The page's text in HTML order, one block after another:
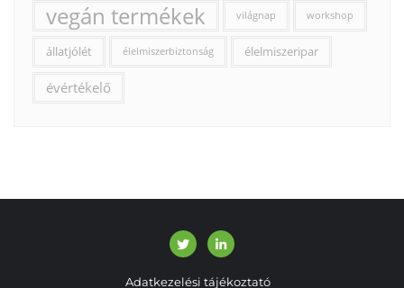
vegán termékek világnap workshop
állatjólét élelmiszerbiztonság élelmiszeripar
évértékelő
Adatkezelési tájékoztató